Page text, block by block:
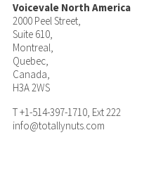
Voicevale North America
2000 Peel Street,
Suite 610,
Montreal,
Quebec,
Canada,
H3A 2WS
T +1-514-397-1710, Ext 222
info@totallynuts.com